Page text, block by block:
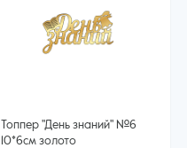
Топпер "День знаний" №6
10*6см золото